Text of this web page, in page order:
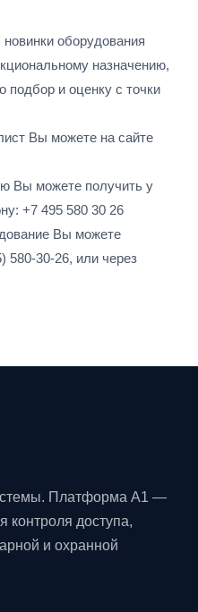
оборудования
назначению,
подбор и оценку с точки
Вы можете на сайте
Вы можете получить у
+7 495 580 30 26
Вы можете
580-30-26, или через
Платформа A1 —
контроля доступа,
и охранной